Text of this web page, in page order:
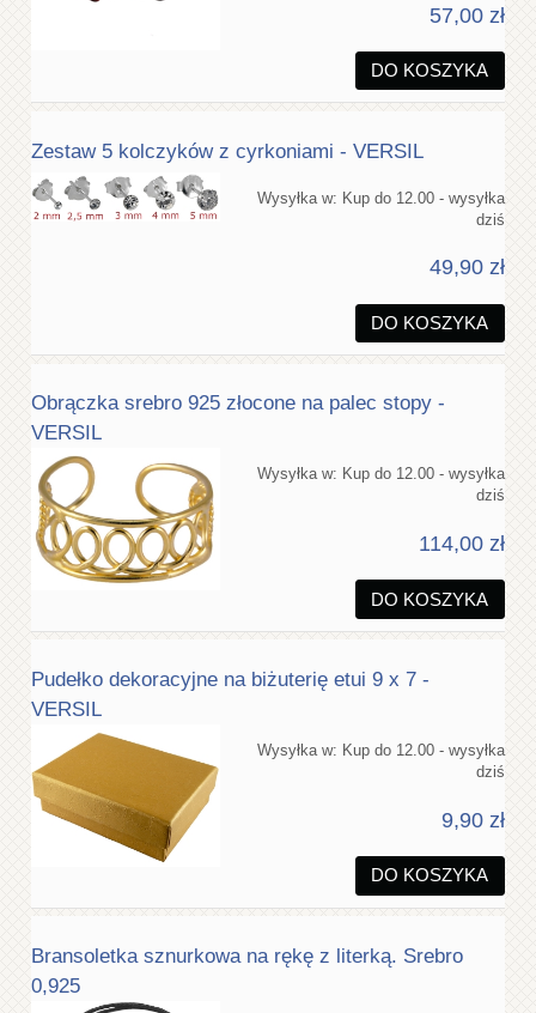
57,00 zł
DO KOSZYKA
Zestaw 5 kolczyków z cyrkoniami - VERSIL
Wysyłka w: Kup do 12.00 - wysyłka
dziś
49,90 zł
DO KOSZYKA
Obrączka srebro 925 złocone na palec stopy -
VERSIL
Wysyłka w: Kup do 12.00 - wysyłka
dziś
114,00 zł
DO KOSZYKA
Pudełko dekoracyjne na biżuterię etui 9 x 7 -
VERSIL
Wysyłka w: Kup do 12.00 - wysyłka
dziś
9,90 zł
DO KOSZYKA
Bransoletka sznurkowa na rękę z literką. Srebro
0,925